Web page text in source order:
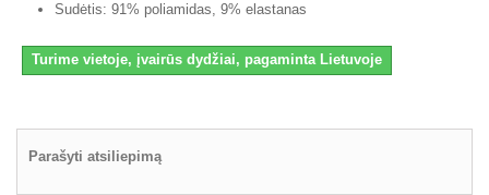
Sudėtis: 91% poliamidas, 9% elastanas
Turime vietoje, įvairūs dydžiai, pagaminta Lietuvoje
Parašyti atsiliepimą